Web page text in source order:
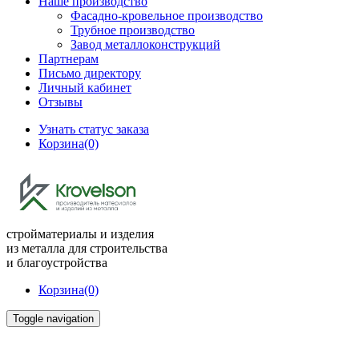
Фасадно-кровельное производство
Трубное производство
Завод металлоконструкций
Партнерам
Письмо директору
Личный кабинет
Отзывы
Узнать статус заказа
Корзина(0)
стройматериалы и изделия
из металла для строительства
и благоустройства
Корзина(0)
Toggle navigation